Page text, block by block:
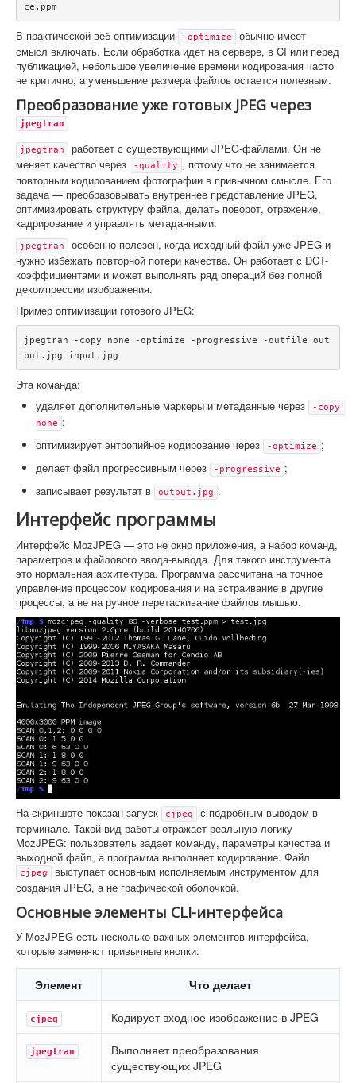
ce.ppm
В практической веб-оптимизации -optimize
обычно имеет
смысл включать. Если обработка идет на сервере, в CI или перед
публикацией, небольшое увеличение времени кодирования часто
не критично, а уменьшение размера файлов остается полезным.
Преобразование уже готовых JPEG через
jpegtran
jpegtran
работает с существующими JPEG-файлами. Он не
меняет качество через
-quality , потому что не занимается
повторным кодированием фотографии в привычном смысле. Его
задача — преобразовывать внутреннее представление JPEG,
оптимизировать структуру файла, делать поворот, отражение,
кадрирование и управлять метаданными.
jpegtran
особенно полезен, когда исходный файл уже JPEG и
нужно избежать повторной потери качества. Он работает с DCT-
коэффициентами и может выполнять ряд операций без полной
декомпрессии изображения.
Пример оптимизации готового JPEG:
jpegtran -copy none -optimize -progressive -outfile out
put.jpg input.jpg
Эта команда:
удаляет дополнительные маркеры и метаданные через
-copy
none ;
оптимизирует энтропийное кодирование через
-optimize ;
делает файл прогрессивным через
-progressive ;
записывает результат в
output.jpg .
Интерфейс программы
Интерфейс MozJPEG — это не окно приложения, а набор команд,
параметров и файлового ввода-вывода. Для такого инструмента
это нормальная архитектура. Программа рассчитана на точное
управление процессом кодирования и на встраивание в другие
процессы, а не на ручное перетаскивание файлов мышью.
На скриншоте показан запуск cjpeg
с подробным выводом в
терминале. Такой вид работы отражает реальную логику
MozJPEG: пользователь задает команду, параметры качества и
выходной файл, а программа выполняет кодирование. Файл
cjpeg
выступает основным исполняемым инструментом для
создания JPEG, а не графической оболочкой.
Основные элементы CLI-интерфейса
У MozJPEG есть несколько важных элементов интерфейса,
которые заменяют привычные кнопки:
Элемент Что делает
cjpeg Кодирует входное изображение в JPEG
jpegtran
Выполняет преобразования
существующих JPEG